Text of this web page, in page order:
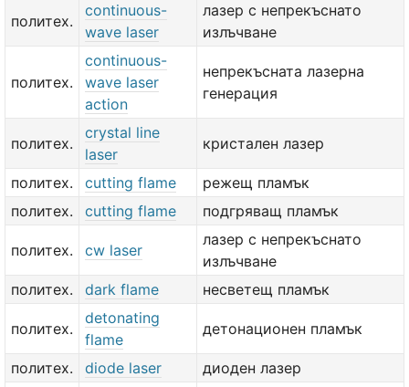
политех.
continuous-
wave laser
лазер с непрекъснато
излъчване
политех.
continuous-
wave laser
action
непрекъсната лазерна
генерация
политех.
crystal line
laser
кристален лазер
политех. cutting flame
режещ пламък
политех.
cutting flame подгряващ пламък
политех. cw laser
лазер с непрекъснато
излъчване
политех.
dark flame несветещ пламък
политех.
detonating
flame
детонационен пламък
политех. diode laser диоден лазер